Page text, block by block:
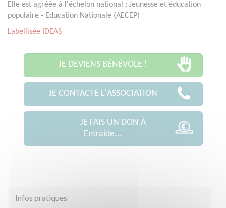
Elle est agréée à l'échelon national : Jeunesse et éducation
populaire - Education Nationale (AECEP)
Labellisée IDEAS
JE DEVIENS BÉNÉVOLE !
JE CONTACTE L'ASSOCIATION
JE FAIS UN DON À
Entraide...
Infos pratiques